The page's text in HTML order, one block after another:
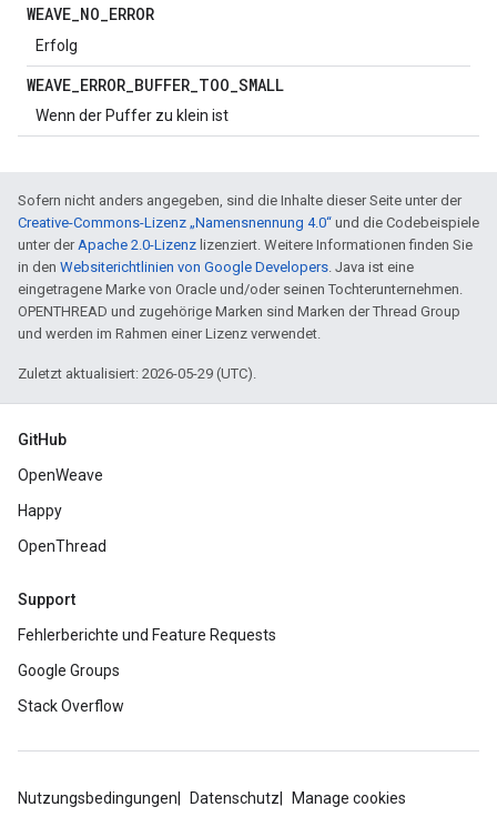
WEAVE_NO_ERROR
Erfolg
WEAVE_ERROR_BUFFER_TOO_SMALL
Wenn der Puffer zu klein ist
Sofern nicht anders angegeben, sind die Inhalte dieser Seite unter der
Creative-Commons-Lizenz „Namensnennung 4.0“ und die Codebeispiele
unter derApache 2.0-Lizenz lizenziert. Weitere Informationen finden Sie
in den Websiterichtlinien von Google Developers. Java ist eine
eingetragene Marke von Oracle und/oder seinen Tochterunternehmen.
OPENTHREAD und zugehörige Marken sind Marken der Thread Group
und werden im Rahmen einer Lizenz verwendet.
Zuletzt aktualisiert: 2026-05-29 (UTC).
GitHub
OpenWeave
Happy
OpenThread
Support
Fehlerberichte und Feature Requests
Google Groups
Stack Overflow
Nutzungsbedingungen Datenschutz Manage cookies